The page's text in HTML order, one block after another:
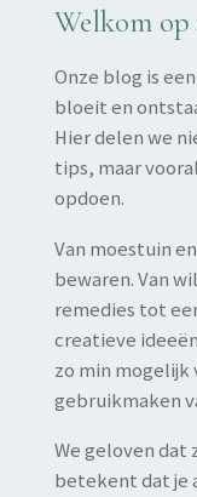
Welkom op
Onze blog is
bloeit en
Hier delen we
tips, maar
opdoen.
Van moestuin
bewaren. Van
remedies tot
creatieve
zo min mogelijk
gebruikmaken
We geloven
betekent dat je